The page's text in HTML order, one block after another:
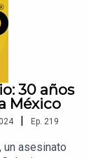
30 años
México
Ep. 219
un asesinato